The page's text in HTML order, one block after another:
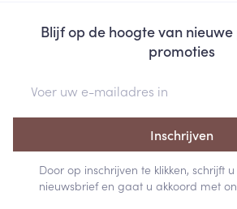
Blijf op de hoogte van
promoties
Inschrijven
Door op inschrijven te klikken, schrijft
nieuwsbrief en gaat u akkoord met